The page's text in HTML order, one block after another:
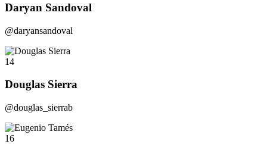
Daryan Sandoval
@daryansandoval
14
Douglas Sierra
@douglas_sierrab
16